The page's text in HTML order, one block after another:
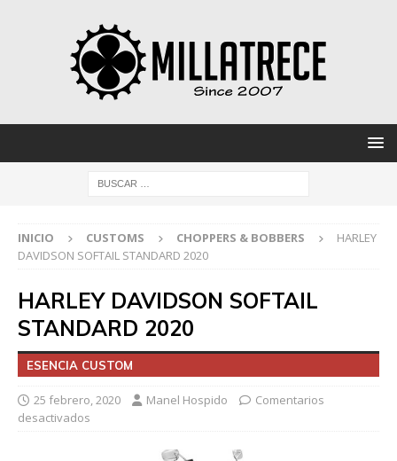
INICIO CUSTOMS CHOPPERS & BOBBERS
HARLEY
DAVIDSON SOFTAIL STANDARD 2020
HARLEY DAVIDSON SOFTAIL
STANDARD 2020
ESENCIA CUSTOM
25 febrero, 2020 Manel Hospido
Comentarios
desactivados